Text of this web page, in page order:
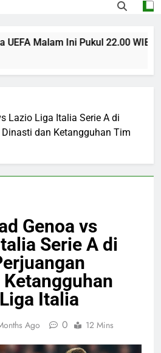
Malam Ini Pukul 22.00 WIB
Lazio Liga Italia Serie A di
dan Ketangguhan Tim
Genoa vs
Serie A di
Italia
Ago 0 12 Mins